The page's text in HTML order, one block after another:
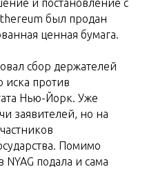
и постановление с
был продан
ценная бумага.
сбор держателей
иска против
Нью-Йорк. Уже
заявителей, но на
Помимо
подала и сама